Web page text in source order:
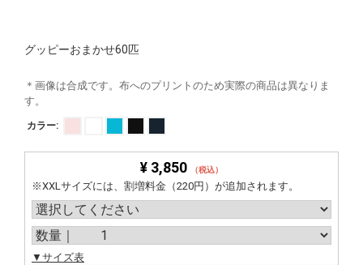
グッピーおまかせ60匹
＊画像は合成です。布へのプリントのため実際の商品は異なりま
す。
カラー:
¥ 3,850 （税込）
※XXLサイズには、割増料金（220円）が追加されます。
▼サイズ表